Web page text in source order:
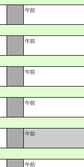
午前
午前
午前
午前
午前
午前